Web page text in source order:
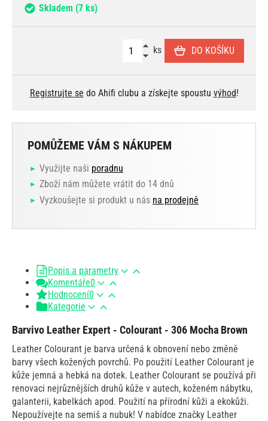
Skladem (7 ks)
ks DO KOŠÍKU
Registrujte se do Ahifi clubu a získejte spoustu výhod!
POMŮŽEME VÁM S NÁKUPEM
Využijte naši poradnu
Zboží nám můžete vrátit do 14 dnů
Vyzkoušejte si produkt u nás na prodejně
Popis a parametry
Komentáře0
Hodnocení0
Kategorie
Barvivo Leather Expert - Colourant - 306 Mocha Brown
Leather Colourant je barva určená k obnovení nebo změně
barvy všech kožených povrchů. Po použití Leather Colourant je
kůže jemná a hebká na dotek. Leather Colourant se používá při
renovaci nejrůznějších druhů kůže v autech, koženém nábytku,
galanterii, kabelkách apod. Použití na přírodní kůži a ekokůži.
Nepoužívejte na semiš a nubuk! V nabídce značky Leather